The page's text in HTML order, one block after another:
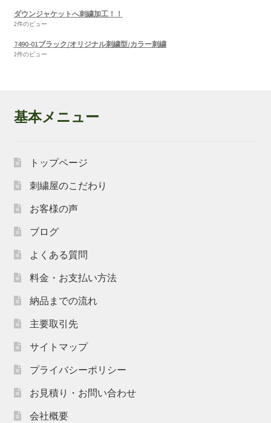
ダウンジャケットへ刺繍加工！！
2件のビュー
7490-01ブラック/オリジナル刺繍型/カラー刺繍
2件のビュー
基本メニュー
トップページ
刺繍屋のこだわり
お客様の声
ブログ
よくある質問
料金・お支払い方法
納品までの流れ
主要取引先
サイトマップ
プライバシーポリシー
お見積り・お問い合わせ
会社概要